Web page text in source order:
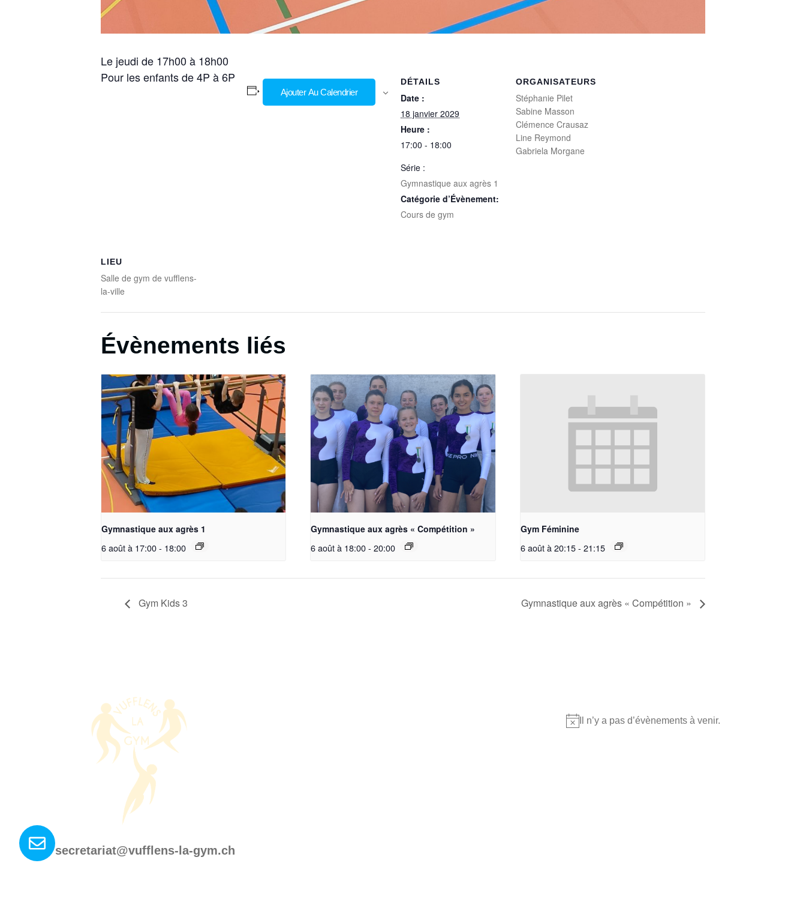
Le jeudi de 17h00 à 18h00
Pour les enfants de 4P à 6P
Ajouter Au Calendrier
DÉTAILS
Date :
18 janvier 2029
Heure :
17:00 - 18:00
Série :
Gymnastique aux agrès 1
Catégorie d’Évènement:
Cours de gym
ORGANISATEURS
Stéphanie Pilet
Sabine Masson
Clémence Crausaz
Line Reymond
Gabriela Morgane
LIEU
Salle de gym de vufflens-
la-ville
Évènements liés
Gymnastique aux agrès 1
6 août à 17:00- 18:00
Gymnastique aux agrès « Compétition »
6 août à 18:00 - 20:00
Gym Féminine
6 août à 20:15- 21:15
Gym Kids 3 Gymnastique aux agrès « Compétition »
secretariat@vufflens-la-gym.ch
Notice
Il n’y a pas d’évènements à venir.